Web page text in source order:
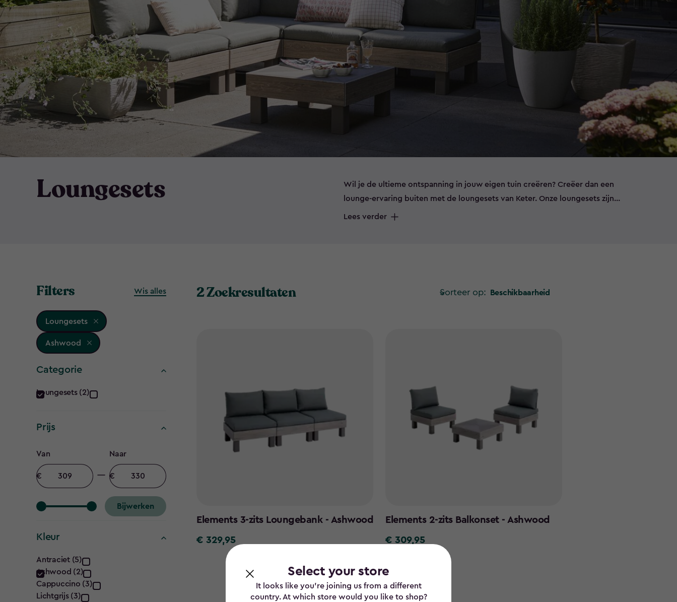
Select your store
It looks like you’re joining us from a different
country. At which store would you like to shop?
Loungesets
Wil je de ultieme ontspanning in jouw eigen tuin creëren? Creëer dan een
lounge-ervaring buiten met de loungesets van Keter. Onze loungesets zijn
gemaakt van weerbestendige materialen zoals wicker en zijn perfect voor elk
zoals kussens en plaids, en maak het geheel compleet. Met onze wicker
hoe je jouw buitenruimte kunt omtoveren tot een oase van rust en comfort.
Lees verder
Filters Wis alles
Loungesets
Ashwood
Categorie
Categorie
filter
Loungesets (2)
Prijs
Prijs
filter
Van
Minimum
bedrag
Naar
Maximum
bedrag
Bijwerken
Kleur
Kleur
filter
Antraciet (5)
Ashwood (2)
Cappuccino (3)
Lichtgrijs (3)
Sorteer op: Beschikbaarheid
2 Zoekresultaten
Elements 3-zits Loungebank - Ashwood
€
€ 329,95
Elements 2-zits Balkonset - Ashwood
€
€ 309,95
Terug naar boven